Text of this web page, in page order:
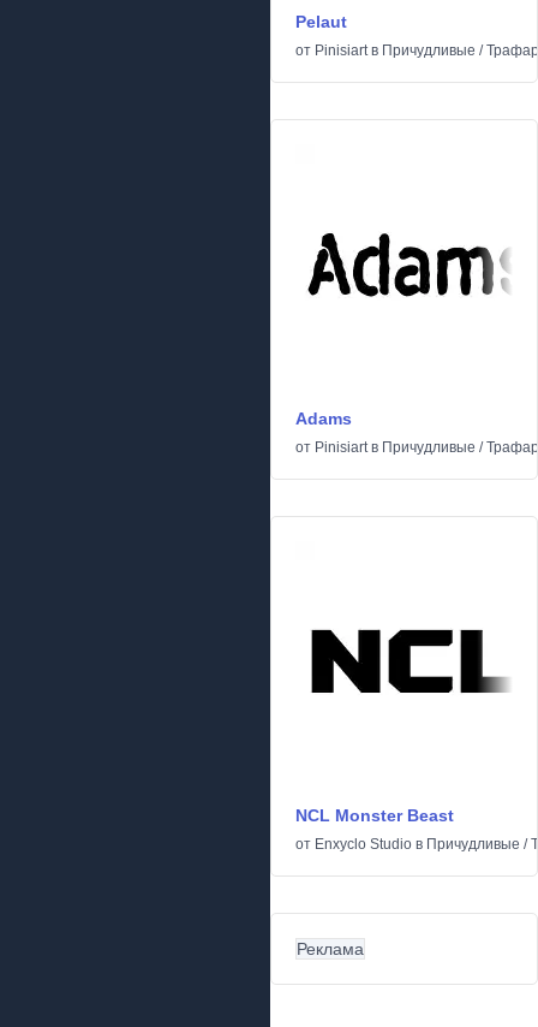
Pelaut
от Pinisiartв Причудливые /
Adams
от Pinisiartв Причудливые /
NCL Monster Beast
от Enxyclo Studio в Причудливые /
Реклама